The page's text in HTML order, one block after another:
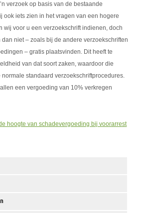
verzoek op basis van de bestaande
ook iets zien in het vragen van een hogere
wij voor u een verzoekschrift indienen, doch
niet – zoals bij de andere verzoekschriften
– gratis plaatsvinden. Dit heeft te
van dat soort zaken, waardoor die
standaard verzoekschriftprocedures.
een vergoeding van 10% verkregen
hoogte van schadevergoeding bij voorarrest